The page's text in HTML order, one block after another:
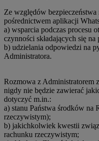
Ze względów
pośrednictwem aplikacji
a) wsparcia podczas procesu
czynności składających się
b) udzielania odpowiedzi na
Administratora.
Rozmowa z Administratorem
nigdy nie będzie zawierać
dotyczyć m.in.:
a) stanu Państwa środków na
rzeczywistym);
b) jakichkolwiek kwestii
rachunku rzeczywistym;